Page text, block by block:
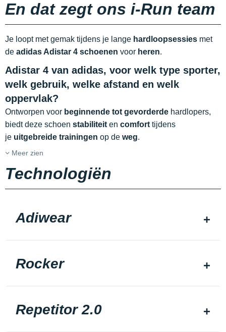
En dat zegt ons i-Run team
Je loopt met gemak tijdens je lange hardloopsessies met
de adidas Adistar 4 schoenen voor heren.
Adistar 4 van adidas, voor welk type sporter,
welk gebruik, welke afstand en welk
oppervlak?
Ontworpen voor beginnende tot gevorderde hardlopers,
biedt deze schoen stabiliteit en comfort tijdens
je uitgebreide trainingen op de weg.
Meer zien
Technologiën
Adiwear
Rocker
Repetitor 2.0